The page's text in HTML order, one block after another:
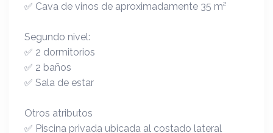
✅ Cava de vinos de aproximadamente 35 m²
Segundo nivel:
✅ 2 dormitorios
✅ 2 baños
✅ Sala de estar
Otros atributos
✅ Piscina privada ubicada al costado lateral